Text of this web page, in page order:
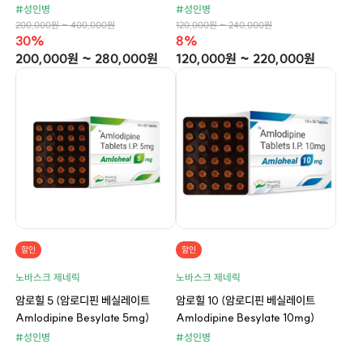
#성인병
200,000원 ~ 400,000원
30%
200,000원 ~ 280,000원
#성인병
120,000원 ~ 240,000원
8%
120,000원 ~ 220,000원
할인
노바스크 제네릭
암로힐 5 (암로디핀 베실레이트
Amlodipine Besylate 5mg)
#성인병
할인
노바스크 제네릭
암로힐 10 (암로디핀 베실레이트
Amlodipine Besylate 10mg)
#성인병